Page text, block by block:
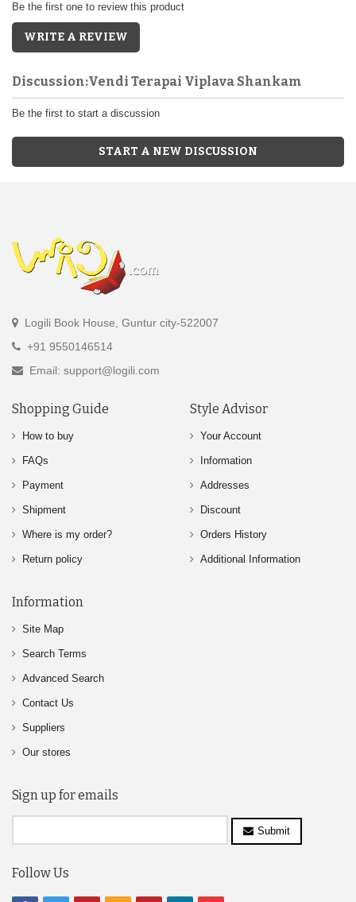
Be the first one to review this product
WRITE A REVIEW
Discussion:Vendi Terapai Viplava Shankam
Be the first to start a discussion
START A NEW DISCUSSION
Logili Book House, Guntur city-522007
+91 9550146514
Email: support@logili.com
Shopping Guide
How to buy
FAQs
Payment
Shipment
Where is my order?
Return policy
Style Advisor
Your Account
Information
Addresses
Discount
Orders History
Additional Information
Information
Site Map
Search Terms
Advanced Search
Contact Us
Suppliers
Our stores
Sign up for emails
Submit
Follow Us